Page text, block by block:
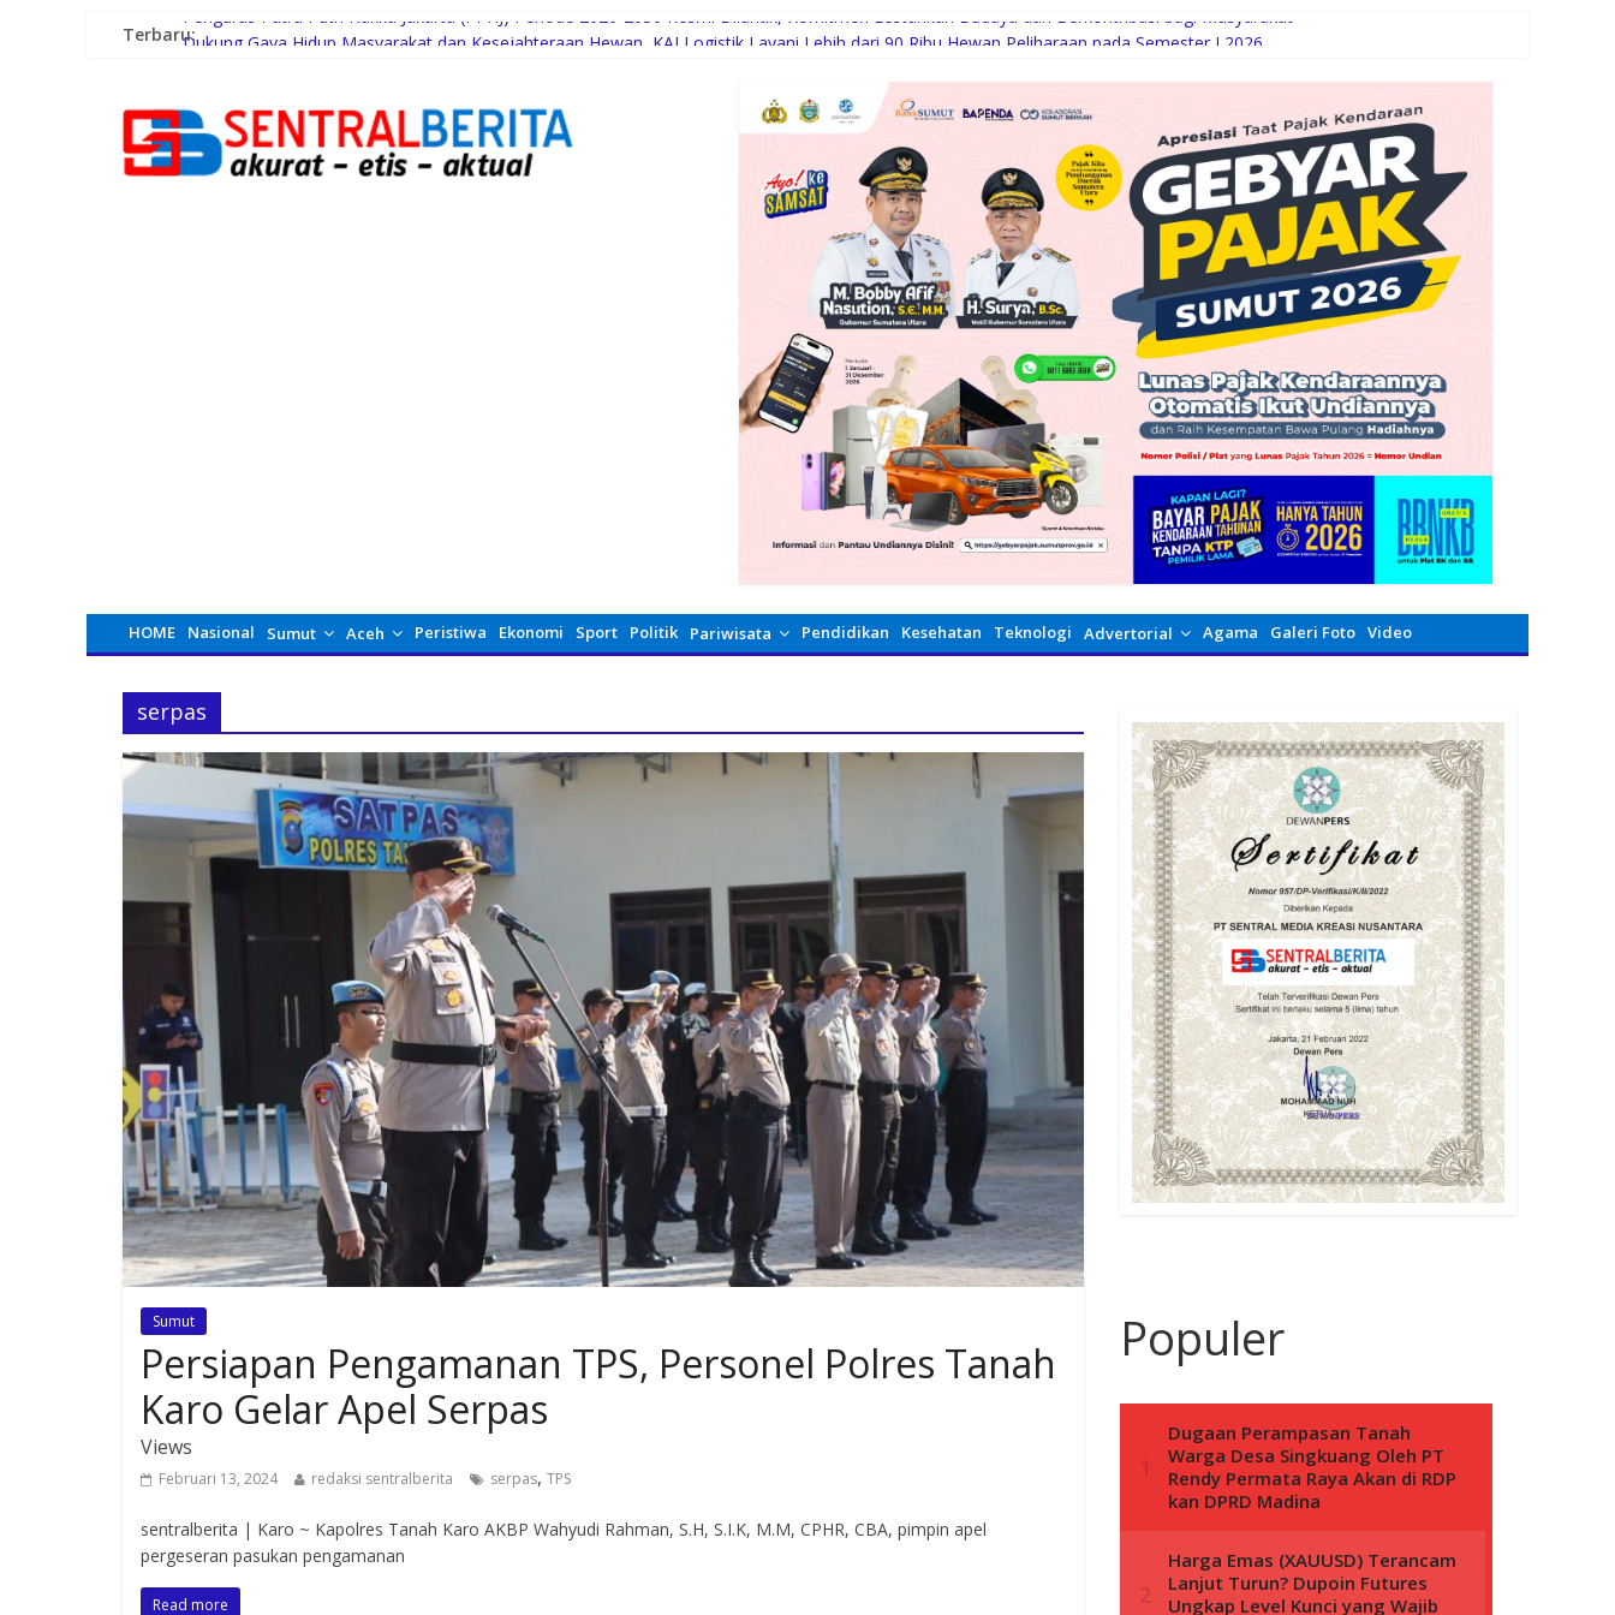
Terbaru:Pengurus Putra Putri Hakka Jakarta (PPHJ) Periode 2026-2030 Resmi Dilantik, Komitmen Lestarikan Budaya dan Berkontribusi bagi Masyarakat
Terima Audiensi BNKP, Gubernur Bobby Nasution Paparkan Tiga Prioritas Pembangunan Kepulauan Nias
Swiss-Belhotel Rainforest: Oase Tropis di Tengah Dinamika Sunset Road
Gugik.id Perkuat Infrastruktur IT Nasional Lewat Layanan Distributor Server Enterprise
HOME Nasional Sumut Aceh Peristiwa Ekonomi Sport Politik Pariwisata Pendidikan Kesehatan Teknologi Advertorial Agama Galeri Foto Video
serpas
Sumut
Persiapan Pengamanan TPS, Personel Polres Tanah
Karo Gelar Apel Serpas
Views
Februari 13, 2024 redaksi sentralberita serpas, TPS
sentralberita | Karo ~ Kapolres Tanah Karo AKBP Wahyudi Rahman, S.H, S.I.K, M.M, CPHR, CBA, pimpin apel
pergeseran pasukan pengamanan
Read more
Populer